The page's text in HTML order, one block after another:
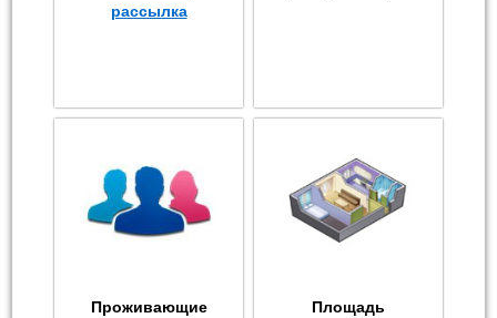
рассылка
Проживающие Площадь